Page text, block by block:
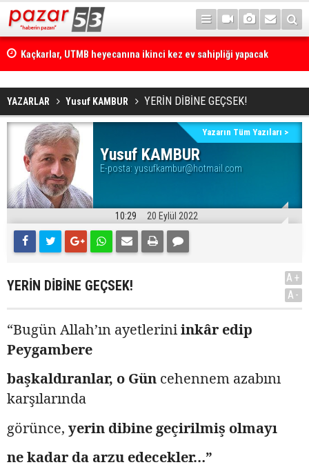
Kaçkarlar, UTMB heyecanına ikinci kez ev sahipliği yapacak
YAZARLAR Yusuf KAMBUR YERİN DİBİNE GEÇSEK!
Yusuf KAMBUR
E-posta: yusufkambur@hotmail.com
Yazarın Tüm Yazıları >
10:29 20 Eylül 2022
YERİN DİBİNE GEÇSEK!
A+
A-
“Bugün Allah’ın ayetleriniinkâr edip
Peygambere
başkaldıranlar, o Gün cehennem azabını
karşılarında
görünce, yerin dibine geçirilmiş olmayı
ne kadar da arzu edecekler…”